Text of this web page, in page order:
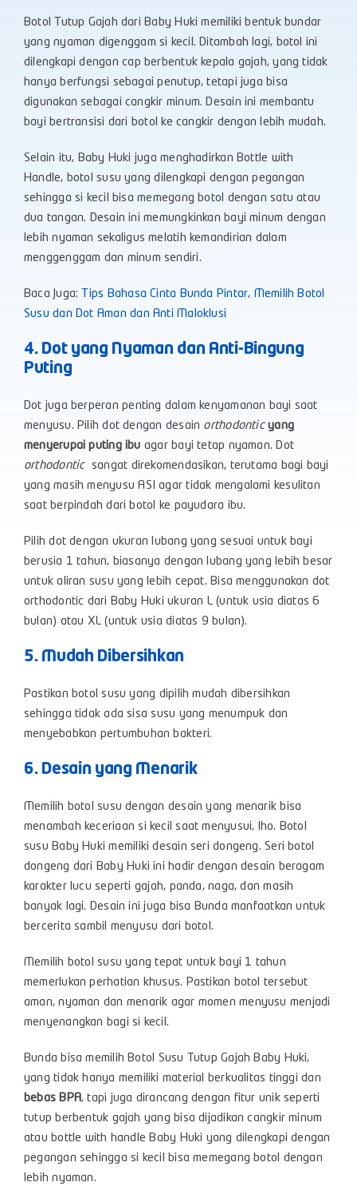
Botol Tutup Gajah dari Baby Huki memiliki bentuk bundar
yang nyaman digenggam si kecil. Ditambah lagi, botol ini
dilengkapi dengan cap berbentuk kepala gajah, yang tidak
hanya berfungsi sebagai penutup, tetapi juga bisa
digunakan sebagai cangkir minum. Desain ini membantu
bayi bertransisi dari botol ke cangkir dengan lebih mudah.
Selain itu, Baby Huki juga menghadirkan Bottle with
Handle, botol susu yang dilengkapi dengan pegangan
sehingga si kecil bisa memegang botol dengan satu atau
dua tangan. Desain ini memungkinkan bayi minum dengan
lebih nyaman sekaligus melatih kemandirian dalam
menggenggam dan minum sendiri.
Baca Juga:
Tips Bahasa Cinta Bunda Pintar, Memilih Botol
Susu dan Dot Aman dan Anti Maloklusi
4. Dot yang Nyaman dan Anti-Bingung
Puting
Dot juga berperan penting dalam kenyamanan bayi saat
menyusu. Pilih dot dengan desain orthodonticyang
menyerupai puting ibu agar bayi tetap nyaman. Dot
orthodonticsangat direkomendasikan, terutama bagi bayi
yang masih menyusu ASI agar tidak mengalami kesulitan
saat berpindah dari botol ke payudara ibu.
Pilih dot dengan ukuran lubang yang sesuai untuk bayi
berusia 1 tahun, biasanya dengan lubang yang lebih besar
untuk aliran susu yang lebih cepat. Bisa menggunakan dot
orthodontic dari Baby Huki ukuran L (untuk usia diatas 6
bulan) atau XL (untuk usia diatas 9 bulan).
5. Mudah Dibersihkan
Pastikan botol susu yang dipilih mudah dibersihkan
sehingga tidak ada sisa susu yang menumpuk dan
menyebabkan pertumbuhan bakteri.
6. Desain yang Menarik
Memilih botol susu dengan desain yang menarik bisa
menambah keceriaan si kecil saat menyusui, lho. Botol
susu Baby Huki memiliki desain seri dongeng. Seri botol
dongeng dari Baby Huki ini hadir dengan desain beragam
karakter lucu seperti gajah, panda, naga, dan masih
banyak lagi. Desain ini juga bisa Bunda manfaatkan untuk
bercerita sambil menyusu dari botol.
Memilih botol susu yang tepat untuk bayi 1 tahun
memerlukan perhatian khusus. Pastikan botol tersebut
aman, nyaman dan menarik agar momen menyusu menjadi
menyenangkan bagi si kecil.
Bunda bisa memilih Botol Susu Tutup Gajah Baby Huki,
yang tidak hanya memiliki material berkualitas tinggi dan
bebas BPA, tapi juga dirancang dengan fitur unik seperti
tutup berbentuk gajah yang bisa dijadikan cangkir minum
atau bottle with handle Baby Huki yang dilengkapi dengan
pegangan sehingga si kecil bisa memegang botol dengan
lebih nyaman.